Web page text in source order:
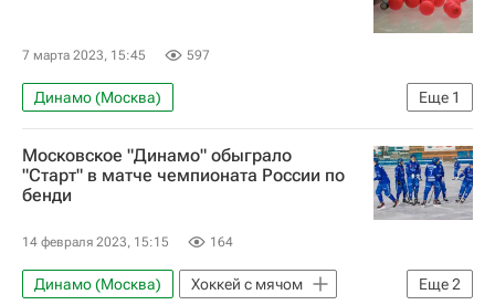
7 марта 2023, 15:45 597
Еще 1
Динамо (Москва)
Чемпионат России по хоккею с мячом
Московское "Динамо" обыграло
"Старт" в матче чемпионата России по
бенди
14 февраля 2023, 15:15 164
Еще2
Динамо (Москва)
Хоккей с мячом